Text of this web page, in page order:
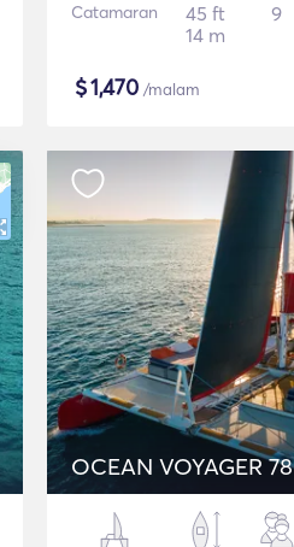
Catamaran
45 ft
14 m
9
$1,470 /malam
OCEAN VOYAGER 78